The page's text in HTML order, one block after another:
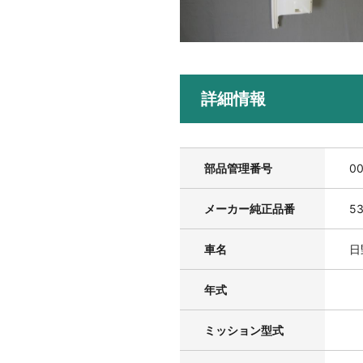
詳細情報
部品管理番号
メーカー純正品番
車名
年式
ミッション型式